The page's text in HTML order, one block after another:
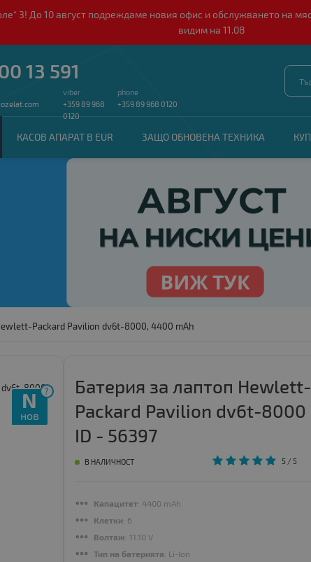
3! До 10 август подреждаме новия офис и обслужването на
видим на 11.08
13 591
viber
+359 89 968
0120
phone
+359 89 968 0120
КАСОВ АПАРАТ В EUR ЗАЩО ОБНОВЕНА ТЕХНИКА
Packard Pavilion dv6t-8000, 4400 mAh
?
N
нов
Батерия за лаптоп Hewlett-
Packard Pavilion dv6t-8000
ID - 56397
В НАЛИЧНОСТ 5 / 5
Капацитет: 4400 mAh
Клетки: 6
Волтаж: 11.10 V
Тип на батерията: Li-Ion